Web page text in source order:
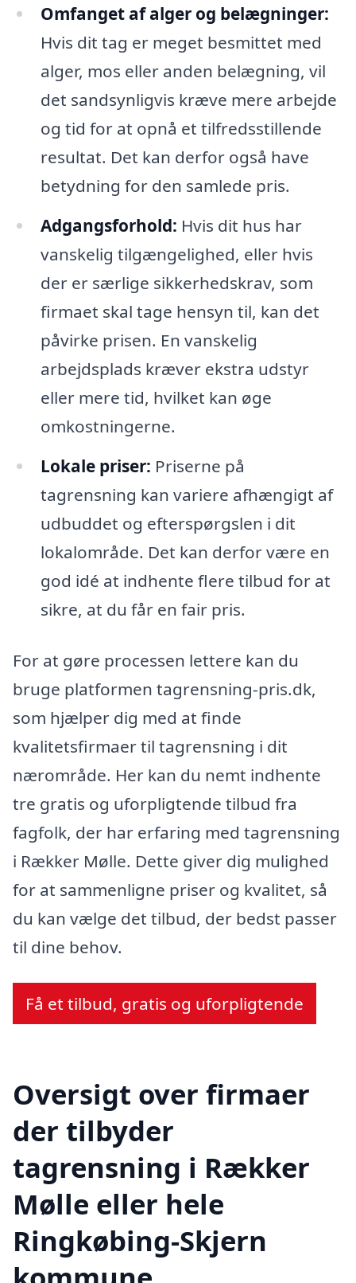
Omfanget af alger og belægninger:
Hvis dit tag er meget besmittet med
alger, mos eller anden belægning, vil
det sandsynligvis kræve mere arbejde
og tid for at opnå et tilfredsstillende
resultat. Det kan derfor også have
betydning for den samlede pris.
Adgangsforhold: Hvis dit hus har
vanskelig tilgængelighed, eller hvis
der er særlige sikkerhedskrav, som
firmaet skal tage hensyn til, kan det
påvirke prisen. En vanskelig
arbejdsplads kræver ekstra udstyr
eller mere tid, hvilket kan øge
omkostningerne.
Lokale priser: Priserne på
tagrensning kan variere afhængigt af
udbuddet og efterspørgslen i dit
lokalområde. Det kan derfor være en
god idé at indhente flere tilbud for at
sikre, at du får en fair pris.
For at gøre processen lettere kan du
bruge platformen tagrensning-pris.dk,
som hjælper dig med at finde
kvalitetsfirmaer til tagrensning i dit
nærområde. Her kan du nemt indhente
tre gratis og uforpligtende tilbud fra
fagfolk, der har erfaring med tagrensning
i Rækker Mølle. Dette giver dig mulighed
for at sammenligne priser og kvalitet, så
du kan vælge det tilbud, der bedst passer
til dine behov.
Få et tilbud, gratis og uforpligtende
Oversigt over firmaer
der tilbyder
tagrensning i Rækker
Mølle eller hele
Ringkøbing-Skjern